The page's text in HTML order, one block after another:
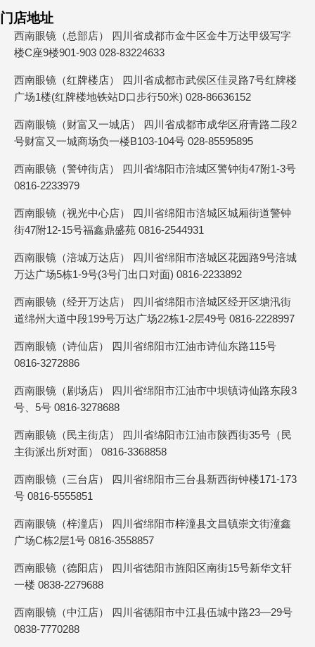
门店地址
西南眼镜（总部店） 四川省成都市金牛区金牛万达甲级写字
楼C座9楼901-903 028-83224633
西南眼镜（红牌楼店） 四川省成都市武侯区佳灵路7号红牌楼
广场1楼(红牌楼地铁站D口步行50米) 028-86636152
西南眼镜（财富又一城店） 四川省成都市成华区府青路二段2
号财富又一城商场负一楼B103-104号 028-85595895
西南眼镜（警钟街店） 四川省绵阳市涪城区警钟街47附1-3号
0816-2233979
西南眼镜（视光中心店） 四川省绵阳市涪城区城厢街道警钟
街47附12-15号福鑫鼎盛苑 0816-2544931
西南眼镜（涪城万达店） 四川省绵阳市涪城区花园路9号涪城
万达广场5栋1-9号(3号门出口对面) 0816-2233892
西南眼镜（经开万达店） 四川省绵阳市涪城区经开区塘汛街
道绵州大道中段199号万达广场22栋1-2层49号 0816-2228997
西南眼镜（诗仙店） 四川省绵阳市江油市诗仙东路115号
0816-3272886
西南眼镜（剧场店） 四川省绵阳市江油市中坝镇诗仙路东段3
号、5号 0816-3278688
西南眼镜（民主街店） 四川省绵阳市江油市陕西街35号（民
主街派出所对面） 0816-3368858
西南眼镜（三台店） 四川省绵阳市三台县新西街钟楼171-173
号 0816-5555851
西南眼镜（梓潼店） 四川省绵阳市梓潼县文昌镇崇文街潼鑫
广场C栋2层1号 0816-3558857
西南眼镜（德阳店） 四川省德阳市旌阳区南街15号新华文轩
一楼 0838-2279688
西南眼镜（中江店） 四川省德阳市中江县伍城中路23—29号
0838-7770288